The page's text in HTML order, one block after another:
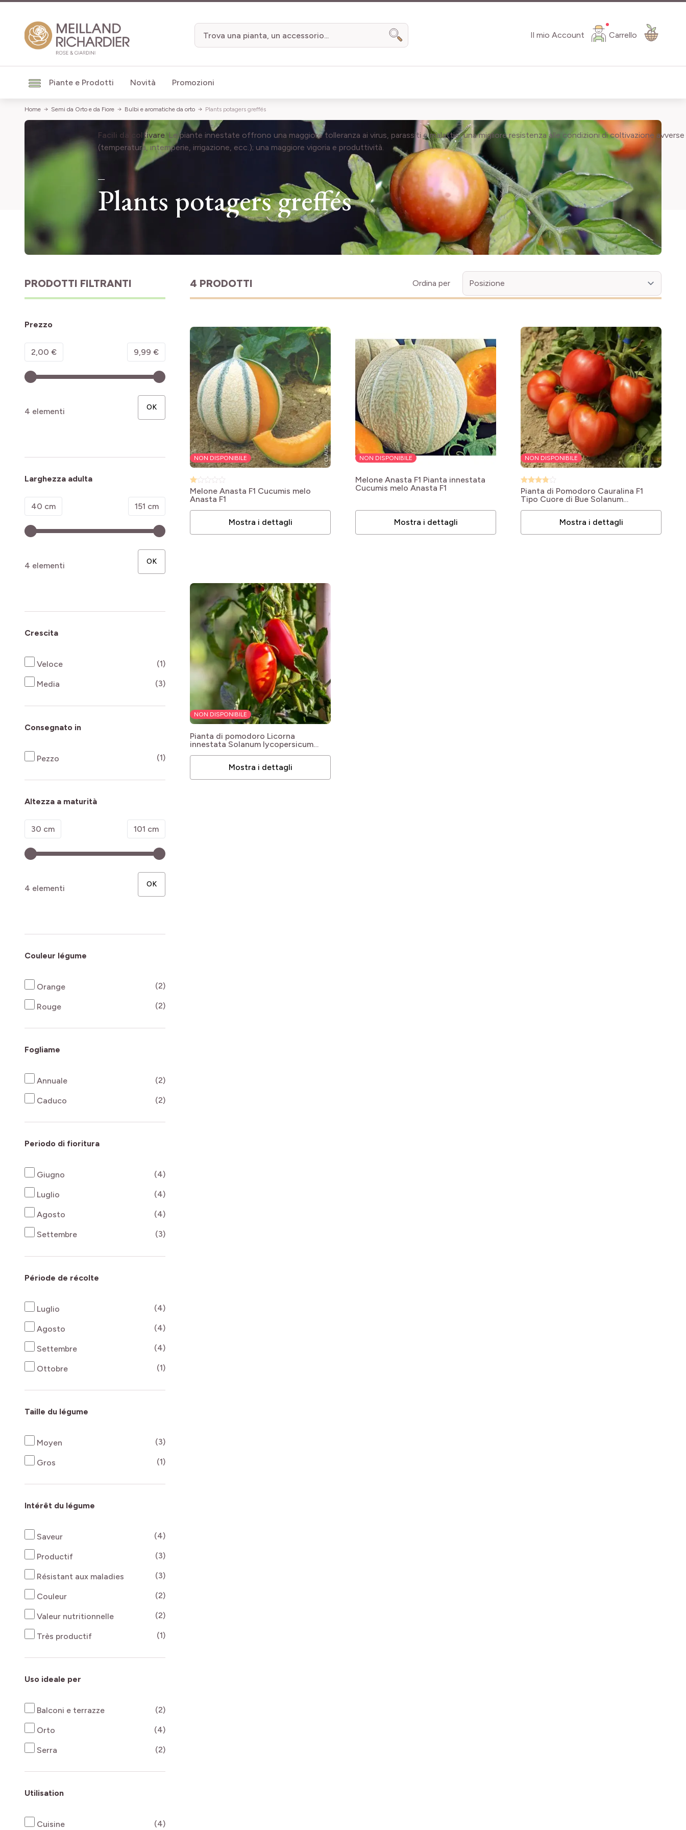
Il mio Account Carrello
Piante e Prodotti Novità Promozioni
Search
Home Semi da Orto e da Fiore Bulbi e aromatiche da orto Plants potagers greffés
Facili da coltivare. Le piante innestate offrono una maggiore tolleranza ai virus, parassiti e malattie, una migliore resistenza alle condizioni di coltivazione avverse
(temperatura, intemperie, irrigazione, ecc.); una maggiore vigoria e produttività.
Plants potagers greffés
PRODOTTI FILTRANTI
Prezzo
Minimum value
2,00 € Valore massimo
9,99 €
4 elementi OK
Larghezza adulta
Minimum value
40 cm Valore massimo
151 cm
4 elementi OK
Crescita
Veloce (1)products available
Media (3)products available
Consegnato in
Pezzo (1)products available
Altezza a maturità
Minimum value
30 cm Valore massimo
101 cm
4 elementi OK
Couleur légume
Orange (2)products available
Rouge (2)products available
Fogliame
Annuale (2)products available
Caduco (2)products available
Periodo di fioritura
Giugno (4)products available
Luglio (4)products available
Agosto (4)products available
Settembre (3)products available
Période de récolte
Luglio (4)products available
Agosto (4)products available
Settembre (4)products available
Ottobre (1)products available
Taille du légume
Moyen (3)products available
Gros (1)products available
Intérêt du légume
Saveur (4)products available
Productif (3)products available
Résistant aux maladies (3)products available
Couleur (2)products available
Valeur nutritionnelle (2)products available
Très productif (1)products available
Uso ideale per
Balconi e terrazze (2)products available
Orto (4)products available
Serra (2)products available
Utilisation
Cuisine (4)products available
4 PRODOTTI Ordina per
NON DISPONIBILE
Melone Anasta F1 Cucumis melo
Anasta F1
Mostra i dettagli
NON DISPONIBILE
Melone Anasta F1 Pianta innestata
Cucumis melo Anasta F1
Mostra i dettagli
NON DISPONIBILE
Pianta di Pomodoro Cauralina F1
Tipo Cuore di Bue Solanum
Mostra i dettagli
NON DISPONIBILE
Pianta di pomodoro Licorna
innestata Solanum lycopersicum
Mostra i dettagli